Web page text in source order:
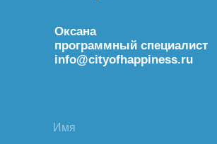
Оксана
программный специалист
info@cityofhappiness.ru